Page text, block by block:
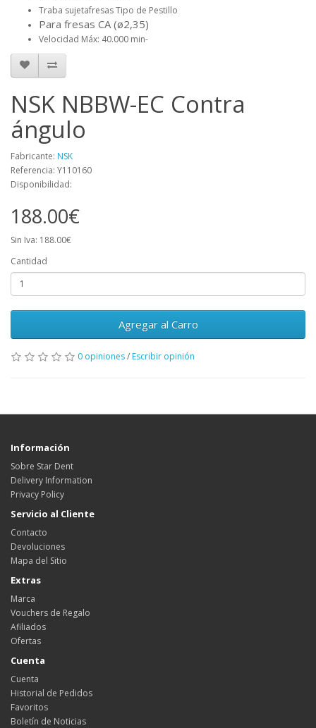
Traba sujetafresas Tipo de Pestillo
Para fresas CA (ø2,35)
Velocidad Máx: 40.000 min-
NSK NBBW-EC Contra
ángulo
Fabricante: NSK
Referencia: Y110160
Disponibilidad:
188.00€
Sin Iva: 188.00€
Cantidad
Agregar al Carro
0 opiniones/ Escribir opinión
Información
Sobre Star Dent
Delivery Information
Privacy Policy
Servicio al Cliente
Contacto
Devoluciones
Mapa del Sitio
Extras
Marca
Vouchers de Regalo
Afiliados
Ofertas
Cuenta
Cuenta
Historial de Pedidos
Favoritos
Boletín de Noticias